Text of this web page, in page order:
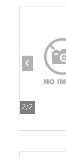
2/2
‹